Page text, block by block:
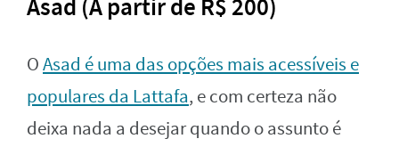
Asad (A partir de R$ 200)
OAsad é uma das opções mais acessíveis e
populares da Lattafa, e com certeza não
deixa nada a desejar quando o assunto é